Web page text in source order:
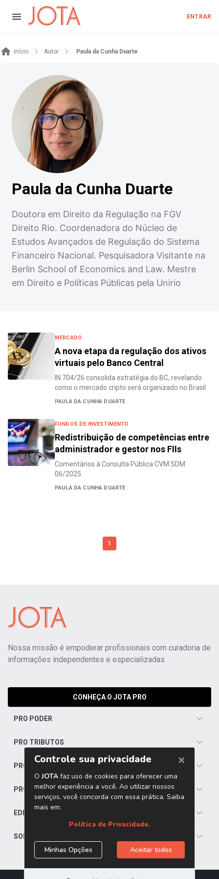
ENTRAR
Início Autor Paula da Cunha Duarte
Paula da Cunha Duarte
Doutora em Direito da Regulação na FGV
Direito Rio. Coordenadora do Núcleo de
Estudos Avançados de Regulação do Sistema
Financeiro Nacional. Pesquisadora Visitante na
Berlin School of Economics and Law. Mestre
em Direito e Políticas Públicas pela Unirio
MERCADO
A nova etapa da regulação dos ativos
virtuais pelo Banco Central
IN 704/26 consolida estratégia do BC, revelando
como o mercado cripto será organizado no Brasil
PAULA DA CUNHA DUARTE
FUNDOS DE INVESTIMENTO
Redistribuição de competências entre
administrador e gestor nos FIIs
Comentários à Consulta Pública CVM SDM
06/2025
PAULA DA CUNHA DUARTE
1
Nossa missão é empoderar profissionais com curadoria de
informações independentes e especializadas.
CONHEÇA O JOTA PRO
PRO PODER
PRO TRIBUTOS
PRO TRABALHISTA
PRO SAÚDE
EDITORIAS
SOBRE O JOTA